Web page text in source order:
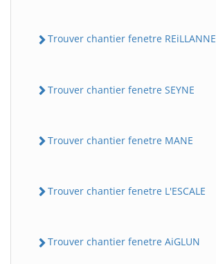
Trouver chantier fenetre REiLLANNE
Trouver chantier fenetre SEYNE
Trouver chantier fenetre MANE
Trouver chantier fenetre L'ESCALE
Trouver chantier fenetre AiGLUN